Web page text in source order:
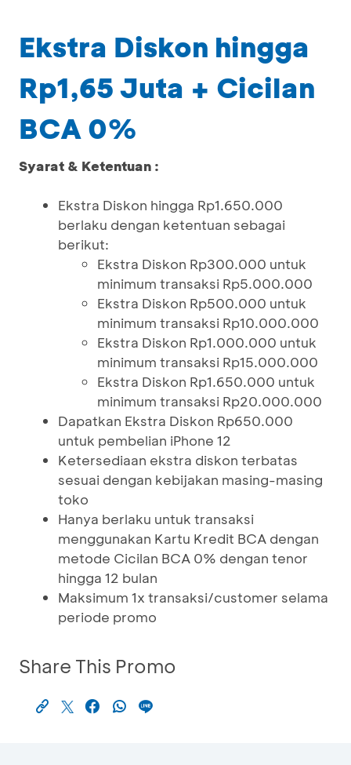
Ekstra Diskon hingga
Rp1,65 Juta + Cicilan
BCA 0%
Syarat & Ketentuan :
Ekstra Diskon hingga Rp1.650.000
berlaku dengan ketentuan sebagai
berikut:
Ekstra Diskon Rp300.000 untuk
minimum transaksi Rp5.000.000
Ekstra Diskon Rp500.000 untuk
minimum transaksi Rp10.000.000
Ekstra Diskon Rp1.000.000 untuk
minimum transaksi Rp15.000.000
Ekstra Diskon Rp1.650.000 untuk
minimum transaksi Rp20.000.000
Dapatkan Ekstra Diskon Rp650.000
untuk pembelian iPhone 12
Ketersediaan ekstra diskon terbatas
sesuai dengan kebijakan masing-masing
toko
Hanya berlaku untuk transaksi
menggunakan Kartu Kredit BCA dengan
metode Cicilan BCA 0% dengan tenor
hingga 12 bulan
Maksimum 1x transaksi/customer selama
periode promo
Share This Promo